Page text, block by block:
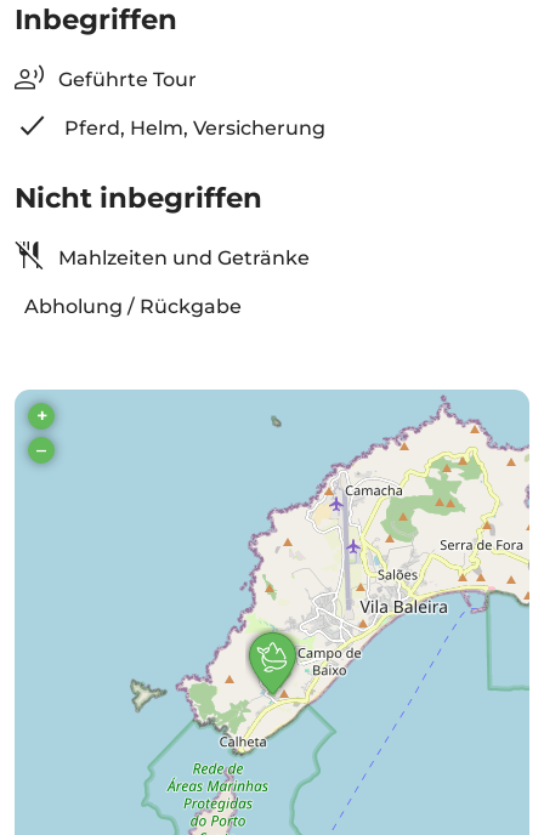
Inbegriffen
Geführte Tour
Pferd, Helm, Versicherung
Nicht inbegriffen
Mahlzeiten und Getränke
Abholung / Rückgabe
+
–